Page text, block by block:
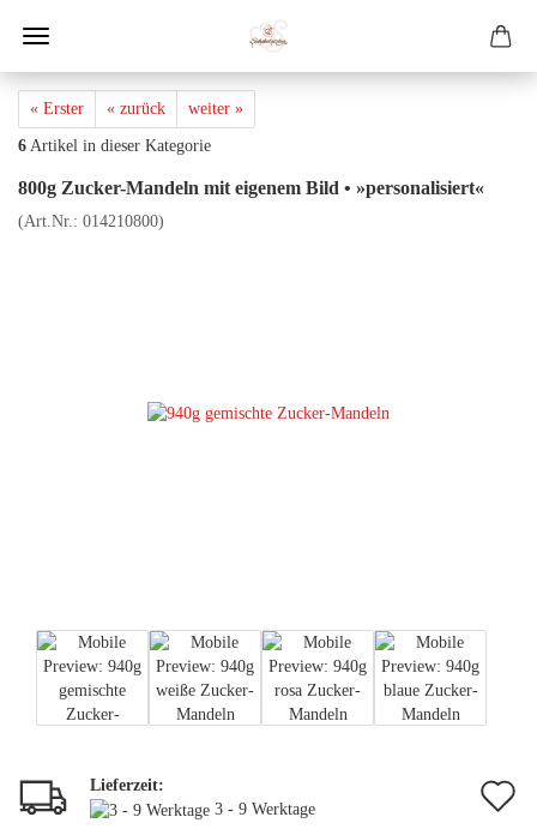
« Erster « zurück weiter »
6 Artikel in dieser Kategorie
800g Zucker-Mandeln mit eigenem Bild • »personalisiert«
(Art.Nr.: 014210800)
Lieferzeit:
3 - 9 Werktage